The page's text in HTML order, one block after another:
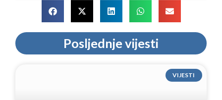
Posljednje vijesti
VIJESTI